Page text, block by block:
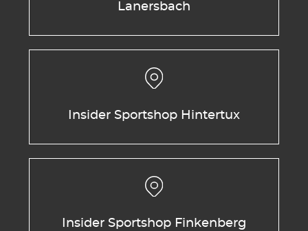
Lanersbach
Insider Sportshop Hintertux
Insider Sportshop Finkenberg